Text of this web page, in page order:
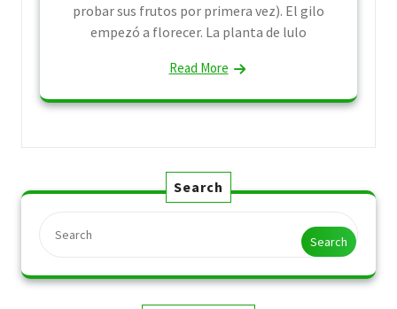
probar sus frutos por primera vez). El gilo
empezó a florecer. La planta de lulo
Read More
Search
Search